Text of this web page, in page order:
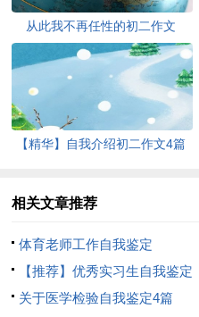
从此我不再任性的初二作文
【精华】自我介绍初二作文4篇
相关文章推荐
体育老师工作自我鉴定
【推荐】优秀实习生自我鉴定
三篇
关于医学检验自我鉴定4篇